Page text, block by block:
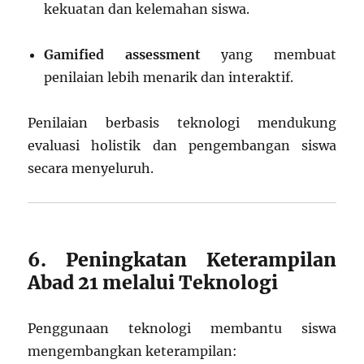
kekuatan dan kelemahan siswa.
Gamified assessmentyang membuat
penilaian lebih menarik dan interaktif.
Penilaian berbasis teknologi mendukung
evaluasi holistik dan pengembangan siswa
secara menyeluruh.
6. Peningkatan Keterampilan
Abad 21 melalui Teknologi
Penggunaan teknologi membantu siswa
mengembangkan keterampilan: